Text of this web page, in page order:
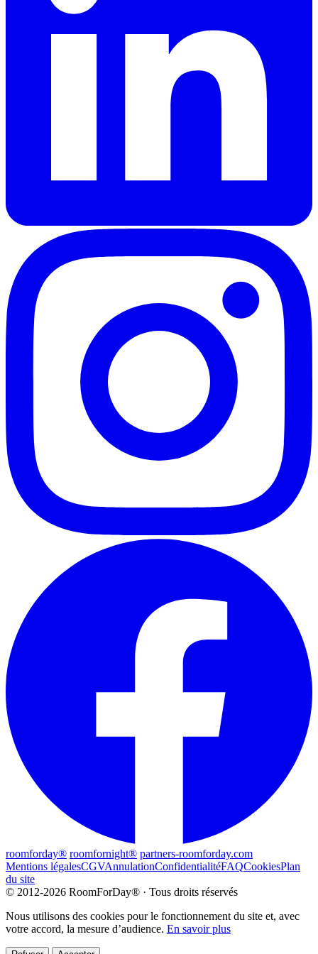
roomforday® roomfornight® partners-roomforday.com
Mentions légalesCGVAnnulationConfidentialitéFAQCookiesPlan
du site
© 2012-2026 RoomForDay® · Tous droits réservés
Nous utilisons des cookies pour le fonctionnement du site et, avec
votre accord, la mesure d’audience. En savoir plus